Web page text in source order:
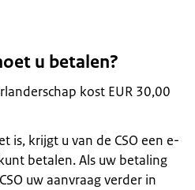
u betalen?
kost EUR 30,00
is, krijgt u van de CSO een e-
betalen. Als uw betaling
uw aanvraag verder in